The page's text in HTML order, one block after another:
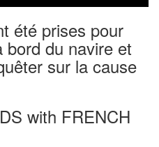
été prises pour
bord du navire et
sur la cause
with FRENCH